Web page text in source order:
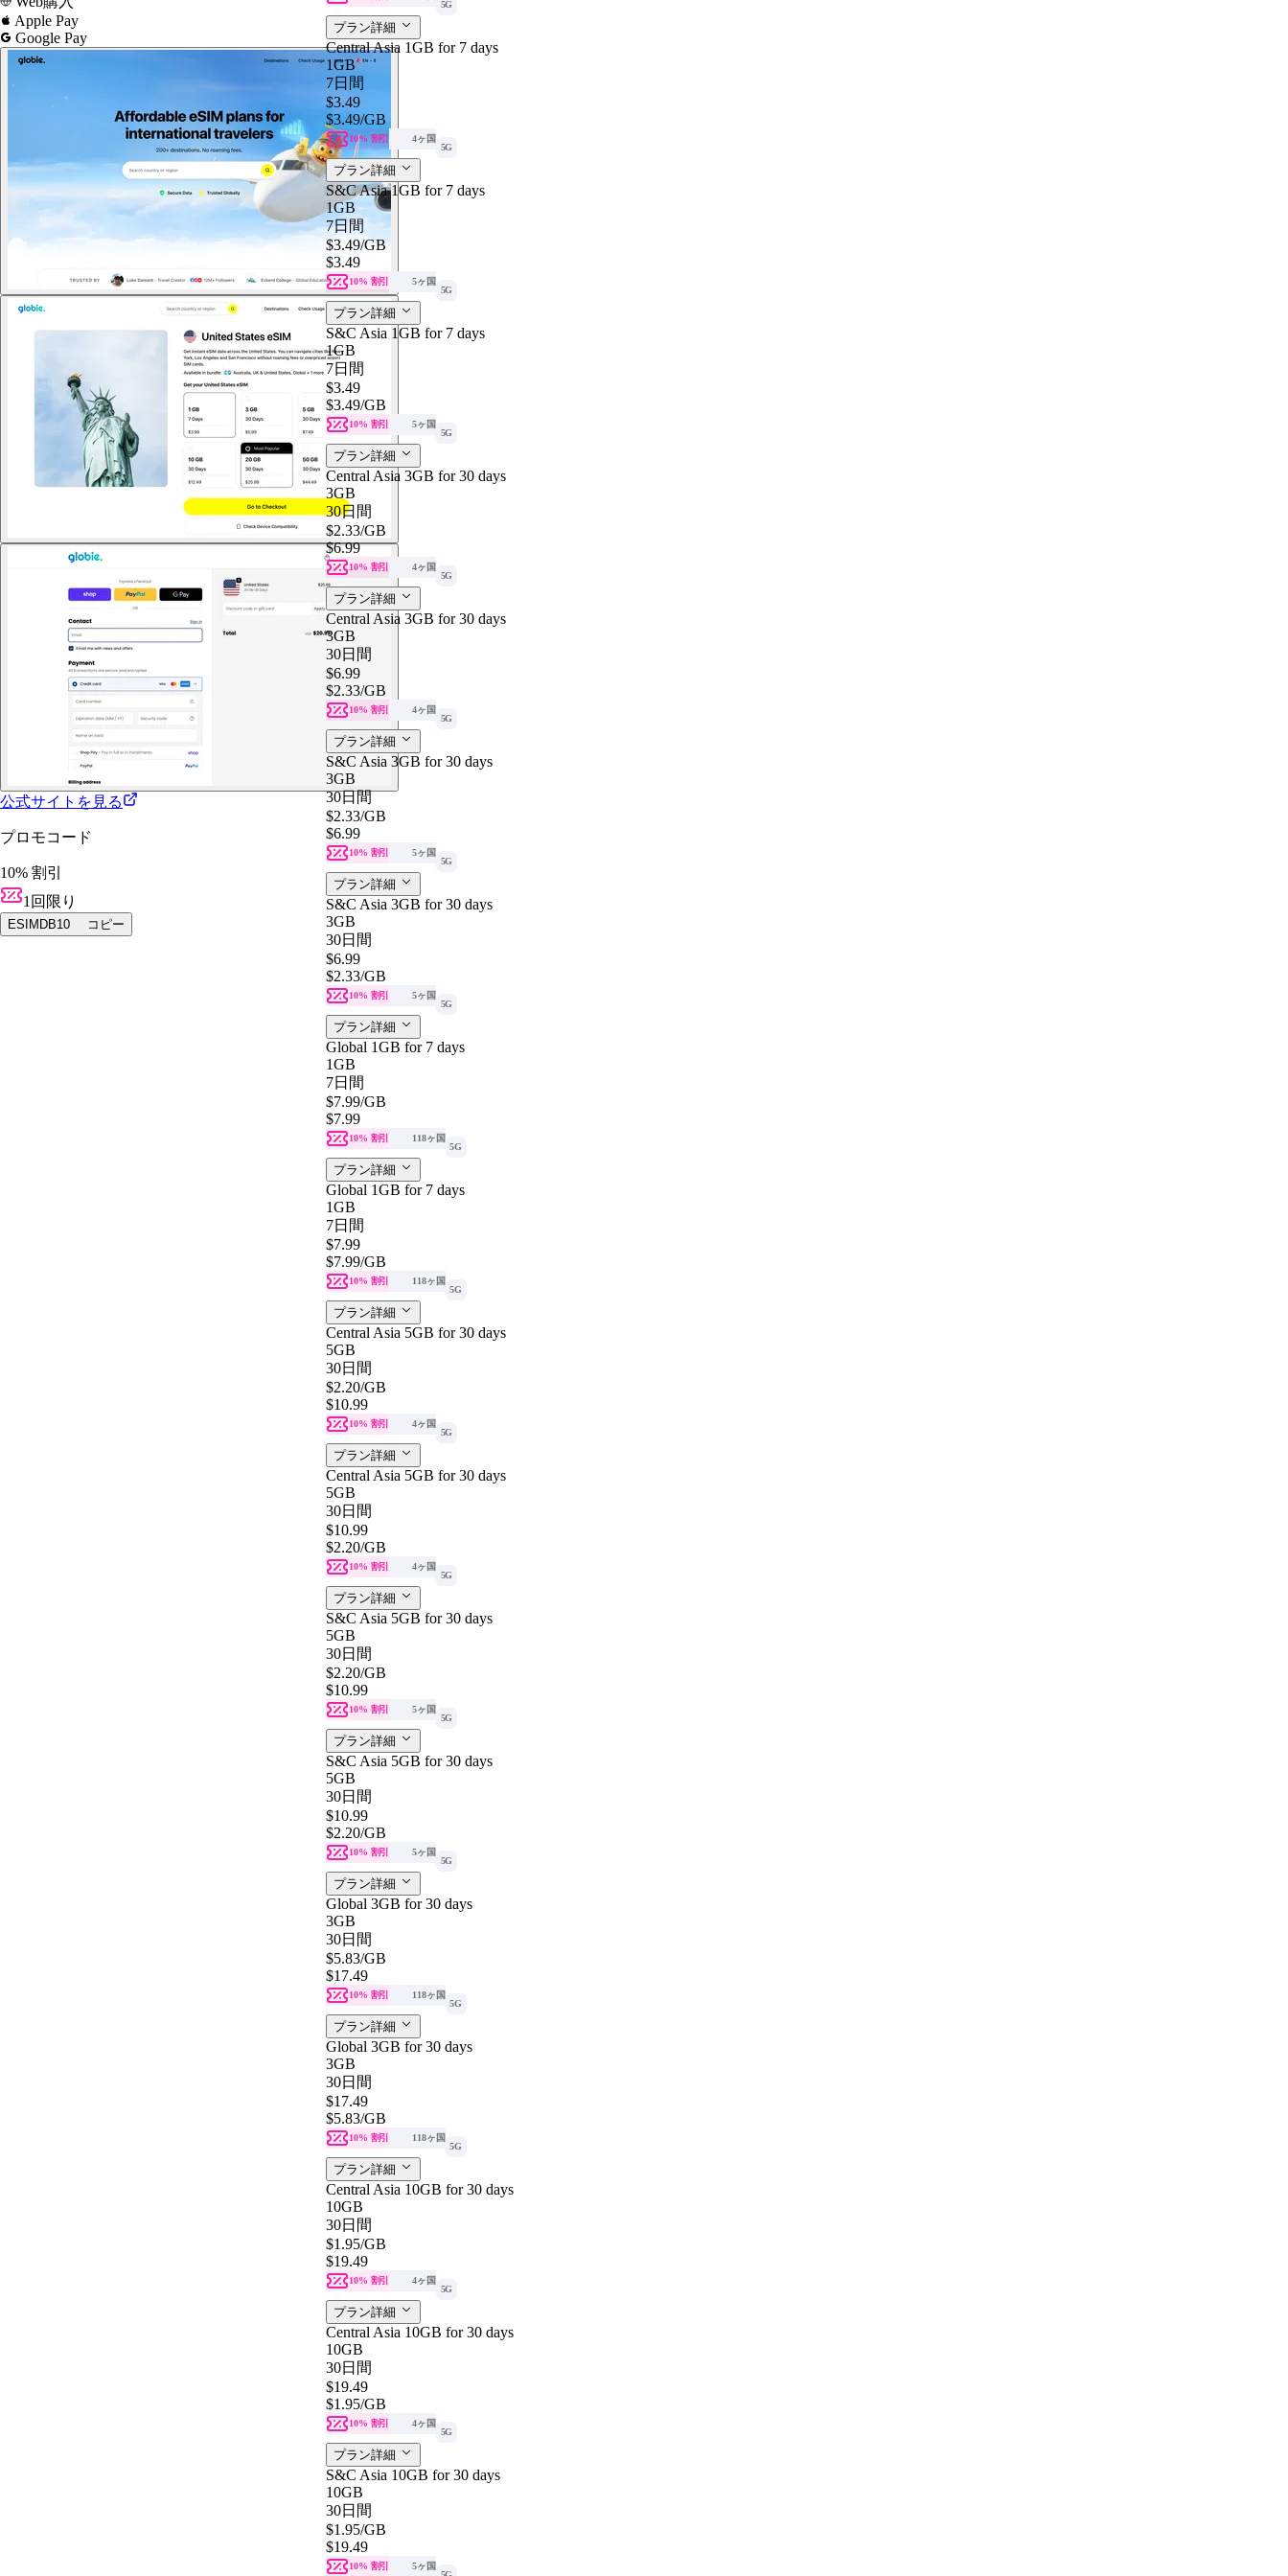
Apple Pay
Google Pay
公式サイトを見る
プロモコード
10% 割引
1回限り
ESIMDB10 コピー
5G
プラン詳細
Central Asia 1GB for 7 days
1GB
7日間
$3.49
$3.49/GB
10% 割引
4ヶ国
5G
プラン詳細
S&C Asia 1GB for 7 days
1GB
7日間
$3.49/GB
$3.49
10% 割引
5ヶ国
5G
プラン詳細
S&C Asia 1GB for 7 days
1GB
7日間
$3.49
$3.49/GB
10% 割引
5ヶ国
5G
プラン詳細
Central Asia 3GB for 30 days
3GB
30日間
$2.33/GB
$6.99
10% 割引
4ヶ国
5G
プラン詳細
Central Asia 3GB for 30 days
3GB
30日間
$6.99
$2.33/GB
10% 割引
4ヶ国
5G
プラン詳細
S&C Asia 3GB for 30 days
3GB
30日間
$2.33/GB
$6.99
10% 割引
5ヶ国
5G
プラン詳細
S&C Asia 3GB for 30 days
3GB
30日間
$6.99
$2.33/GB
10% 割引
5ヶ国
5G
プラン詳細
Global 1GB for 7 days
1GB
7日間
$7.99/GB
$7.99
10% 割引
118ヶ国
5G
プラン詳細
Global 1GB for 7 days
1GB
7日間
$7.99
$7.99/GB
10% 割引
118ヶ国
5G
プラン詳細
Central Asia 5GB for 30 days
5GB
30日間
$2.20/GB
$10.99
10% 割引
4ヶ国
5G
プラン詳細
Central Asia 5GB for 30 days
5GB
30日間
$10.99
$2.20/GB
10% 割引
4ヶ国
5G
プラン詳細
S&C Asia 5GB for 30 days
5GB
30日間
$2.20/GB
$10.99
10% 割引
5ヶ国
5G
プラン詳細
S&C Asia 5GB for 30 days
5GB
30日間
$10.99
$2.20/GB
10% 割引
5ヶ国
5G
プラン詳細
Global 3GB for 30 days
3GB
30日間
$5.83/GB
$17.49
10% 割引
118ヶ国
5G
プラン詳細
Global 3GB for 30 days
3GB
30日間
$17.49
$5.83/GB
10% 割引
118ヶ国
5G
プラン詳細
Central Asia 10GB for 30 days
10GB
30日間
$1.95/GB
$19.49
10% 割引
4ヶ国
5G
プラン詳細
Central Asia 10GB for 30 days
10GB
30日間
$19.49
$1.95/GB
10% 割引
4ヶ国
5G
プラン詳細
S&C Asia 10GB for 30 days
10GB
30日間
$1.95/GB
$19.49
10% 割引
5ヶ国